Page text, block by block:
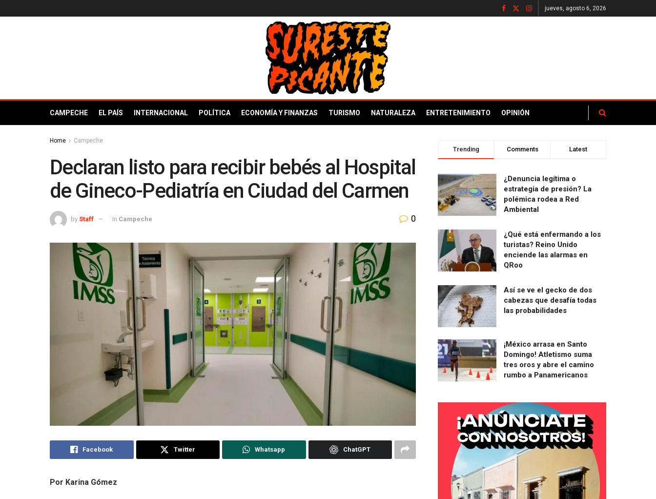
jueves, agosto 6, 2026
CAMPECHE EL PAÍS INTERNACIONAL POLÍTICA ECONOMÍA Y FINANZAS TURISMO NATURALEZA ENTRETENIMIENTO OPINIÓN
Home Campeche
Declaran listo para recibir bebés al Hospital
de Gineco-Pediatría en Ciudad del Carmen
by Staff in Campeche 0
Facebook Twitter Whatsapp ChatGPT
Por Karina Gómez
Trending Comments Latest
¿Denuncia legítima o
estrategia de presión? La
polémica rodea a Red
Ambiental
¿Qué está enfermando a los
turistas? Reino Unido
enciende las alarmas en
QRoo
Así se ve el gecko de dos
cabezas que desafía todas
las probabilidades
¡México arrasa en Santo
Domingo! Atletismo suma
tres oros y abre el camino
rumbo a Panamericanos